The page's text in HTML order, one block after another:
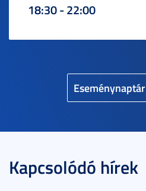
Eseménynaptár
18:30 - 22:00
Kapcsolódó hírek